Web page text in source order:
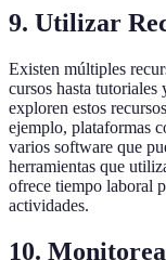
9. Utilizar
Existen múltiples
cursos hasta
exploren estos
ejemplo, plataformas
varios software que
herramientas que
ofrece tiempo laboral
actividades.
10.